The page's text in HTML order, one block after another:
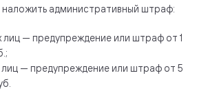
административный штраф:
лиц — предупреждение или штраф от 1
лиц — предупреждение или штраф от 5